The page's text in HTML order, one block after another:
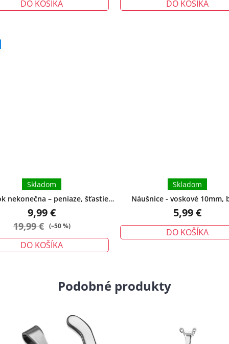
DO KOŠÍKA DO KOŠÍKA
nekonečna – peniaze, šťastie,
ochrana - malý
Skladom
9,99 €
19,99 € (–50 %)
DO KOŠÍKA
Náušnice - voskové 10mm,
Skladom
5,99 €
DO KOŠÍKA
Podobné produkty